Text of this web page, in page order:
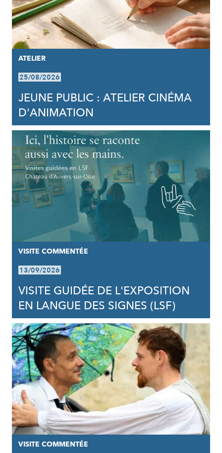
ATELIER
25/08/2026
JEUNE PUBLIC : ATELIER CINÉMA
D'ANIMATION
VISITE COMMENTÉE
13/09/2026
VISITE GUIDÉE DE L'EXPOSITION
EN LANGUE DES SIGNES (LSF)
VISITE COMMENTÉE